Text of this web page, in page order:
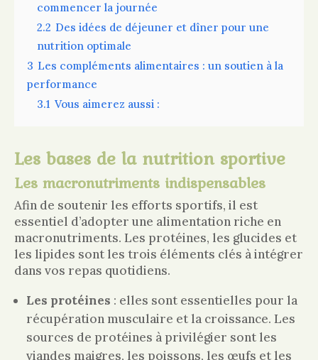
commencer la journée
2.2 Des idées de déjeuner et dîner pour une
nutrition optimale
3 Les compléments alimentaires : un soutien à la
performance
3.1 Vous aimerez aussi :
Les bases de la nutrition sportive
Les macronutriments indispensables
Afin de soutenir les efforts sportifs, il est
essentiel d’adopter une alimentation riche en
macronutriments. Les protéines, les glucides et
les lipides sont les trois éléments clés à intégrer
dans vos repas quotidiens.
Les protéines : elles sont essentielles pour la
récupération musculaire et la croissance. Les
sources de protéines à privilégier sont les
viandes maigres, les poissons, les œufs et les